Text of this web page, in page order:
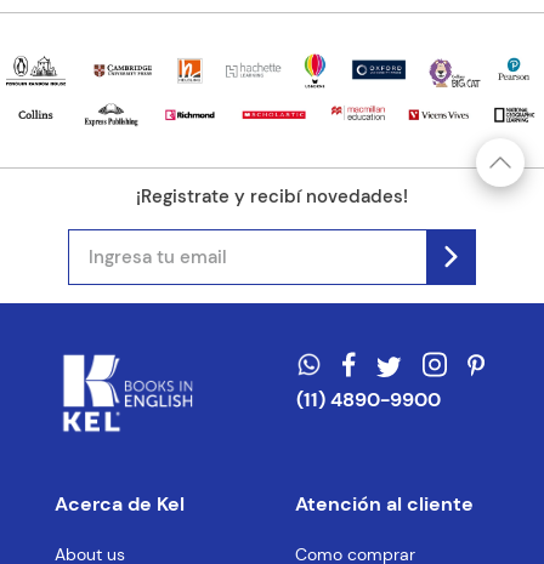
Escribe un comentario
ENVIAR COMENTARIO
¡Registrate y recibí novedades!
(11) 4890-9900
Acerca de Kel
About us
Atención al cliente
Como comprar